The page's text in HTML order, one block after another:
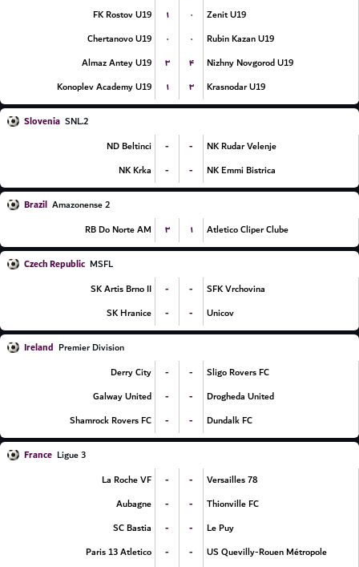
FK Rostov U19
۱ ۰
Zenit U19
Chertanovo U19
۰ ۰
Rubin Kazan U19
Almaz Antey U19
۳ ۴
Nizhny Novgorod U19
Konoplev Academy U19
۱ ۳ Krasnodar U19
Slovenia
2.SNL
ND Beltinci
- -
NK Rudar Velenje
NK Krka
- - NK Emmi Bistrica
Brazil Amazonense 2
RB Do Norte AM
۳ ۱ Atletico Cliper Clube
Czech Republic MSFL
SK Artis Brno II
- -
SFK Vrchovina
SK Hranice
- - Unicov
Ireland Premier Division
Derry City
- -
Sligo Rovers FC
Galway United
- -
Drogheda United
Shamrock Rovers FC
- - Dundalk FC
France Ligue 3
La Roche VF
- -
Versailles 78
Aubagne
- -
Thionville FC
SC Bastia
- -
Le Puy
Paris 13 Atletico
- -
US Quevilly-Rouen Métropole